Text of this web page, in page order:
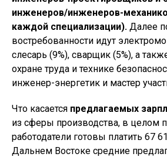
инженеров/инженеров-
каждой специализации). Далее
востребованности идут
слесарь (9%), сварщик (5%), а
охране труда и технике
инженер-энергетик и мастер
Что касается предлагаемых
из сферы производства, в целом
работодатели готовы платить 67
Дальнем Востоке средние